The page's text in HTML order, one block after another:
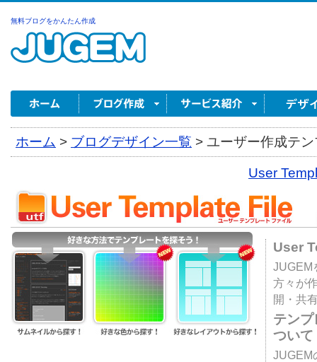
無料ブログをかんたん作成
ホーム > ブログデザイン一覧 > ユーザー作成テ
User
User
JUGEM
方々が
開・共
テン
ついて
JUGEM